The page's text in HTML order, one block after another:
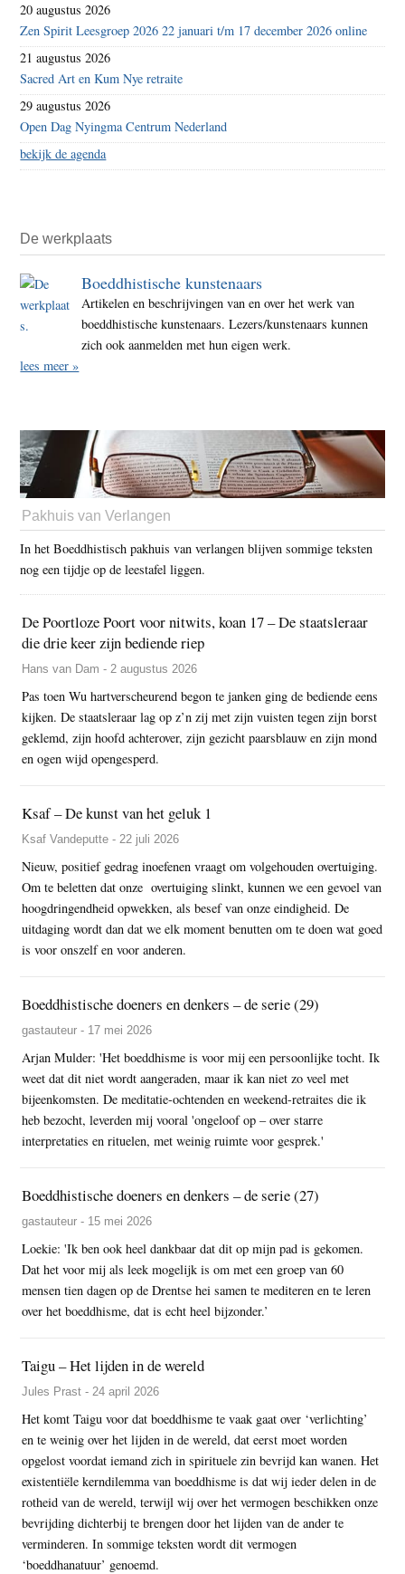
20 augustus 2026
Zen Spirit Leesgroep 2026 22 januari t/m 17 december 2026 online
21 augustus 2026
Sacred Art en Kum Nye retraite
29 augustus 2026
Open Dag Nyingma Centrum Nederland
bekijk de agenda
De werkplaats
Boeddhistische kunstenaars
Artikelen en beschrijvingen van en over het werk van
boeddhistische kunstenaars. Lezers/kunstenaars kunnen
zich ook aanmelden met hun eigen werk.
lees meer »
Pakhuis van Verlangen
In het Boeddhistisch pakhuis van verlangen blijven sommige teksten
nog een tijdje op de leestafel liggen.
De Poortloze Poort voor nitwits, koan 17 – De staatsleraar
die drie keer zijn bediende riep
Hans van Dam - 2 augustus 2026
Pas toen Wu hartverscheurend begon te janken ging de bediende eens
kijken. De staatsleraar lag op z’n zij met zijn vuisten tegen zijn borst
geklemd, zijn hoofd achterover, zijn gezicht paarsblauw en zijn mond
en ogen wijd opengesperd.
Ksaf – De kunst van het geluk 1
Ksaf Vandeputte - 22 juli 2026
Nieuw, positief gedrag inoefenen vraagt om volgehouden overtuiging.
Om te beletten dat onze overtuiging slinkt, kunnen we een gevoel van
hoogdringendheid opwekken, als besef van onze eindigheid. De
uitdaging wordt dan dat we elk moment benutten om te doen wat goed
is voor onszelf en voor anderen.
Boeddhistische doeners en denkers – de serie (29)
gastauteur - 17 mei 2026
Arjan Mulder: 'Het boeddhisme is voor mij een persoonlijke tocht. Ik
weet dat dit niet wordt aangeraden, maar ik kan niet zo veel met
bijeenkomsten. De meditatie-ochtenden en weekend-retraites die ik
heb bezocht, leverden mij vooral 'ongeloof op – over starre
interpretaties en rituelen, met weinig ruimte voor gesprek.'
Boeddhistische doeners en denkers – de serie (27)
gastauteur - 15 mei 2026
Loekie: 'Ik ben ook heel dankbaar dat dit op mijn pad is gekomen.
Dat het voor mij als leek mogelijk is om met een groep van 60
mensen tien dagen op de Drentse hei samen te mediteren en te leren
over het boeddhisme, dat is echt heel bijzonder.’
Taigu – Het lijden in de wereld
Jules Prast - 24 april 2026
Het komt Taigu voor dat boeddhisme te vaak gaat over ‘verlichting’
en te weinig over het lijden in de wereld, dat eerst moet worden
opgelost voordat iemand zich in spirituele zin bevrijd kan wanen. Het
existentiële kerndilemma van boeddhisme is dat wij ieder delen in de
rotheid van de wereld, terwijl wij over het vermogen beschikken onze
bevrijding dichterbij te brengen door het lijden van de ander te
verminderen. In sommige teksten wordt dit vermogen
‘boeddhanatuur’ genoemd.